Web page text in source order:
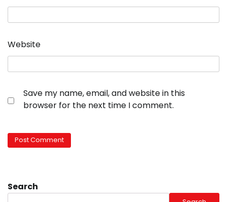
Website
Save my name, email, and website in this
browser for the next time I comment.
Search